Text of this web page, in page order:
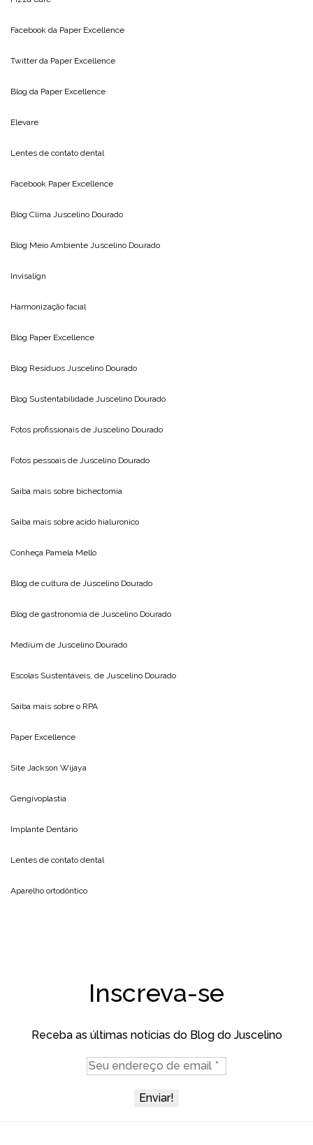
Facebook da Paper Excellence
Twitter da Paper Excellence
Blog da Paper Excellence
Elevare
Lentes de contato dental
Facebook Paper Excellence
Blog Clima Juscelino Dourado
Blog Meio Ambiente Juscelino Dourado
Invisalign
Harmonização facial
Blog Paper Excellence
Blog Resíduos Juscelino Dourado
Blog Sustentabilidade Juscelino Dourado
Fotos profissionais de Juscelino Dourado
Fotos pessoais de Juscelino Dourado
Saiba mais sobre bichectomia
Saiba mais sobre acido hialuronico
Conheça Pamela Mello
Blog de cultura de Juscelino Dourado
Blog de gastronomia de Juscelino Dourado
Medium de Juscelino Dourado
Escolas Sustentáveis, de Juscelino Dourado
Saiba mais sobre o RPA
Paper Excellence
Site Jackson Wijaya
Gengivoplastia
Implante Dentário
Lentes de contato dental
Aparelho ortodôntico
Inscreva-se
Receba as últimas notícias do Blog do Juscelino